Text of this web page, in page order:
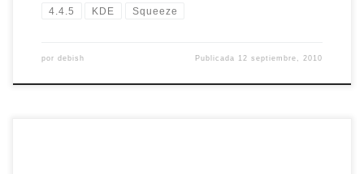
4.4.5 KDE Squeeze
por debish Publicada 12 septiembre, 2010